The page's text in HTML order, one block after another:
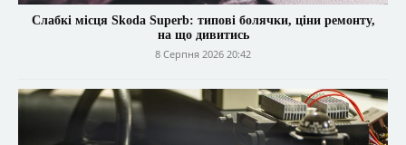
Слабкі місця Skoda Superb: типові болячки, ціни ремонту,
на що дивитись
8 Серпня 2026 20:42